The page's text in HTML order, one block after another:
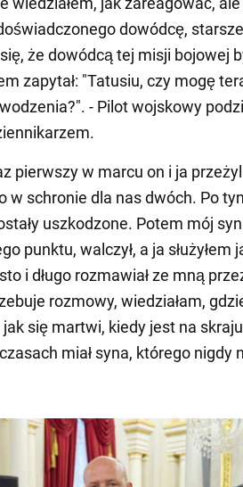
dowódcę,
że dowódcą tej misji bojowej
zapytał: "Tatusiu, czy mogę
- Pilot wojskowy
pierwszy w marcu on i ja
w schronie dla nas dwóch. Po
uszkodzone. Potem mój syn
punktu, walczył, a ja służyłem
i długo rozmawiał ze mną
rozmowy, wiedziałam,
jak się martwi, kiedy jest na
miał syna, którego nigdy